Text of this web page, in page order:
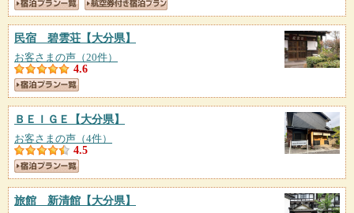
民宿 碧雲荘 【大分県】
お客さまの声（20件）
4.6
ＢＥＩＧＥ 【大分県】
お客さまの声（4件）
4.5
旅館 新清館 【大分県】